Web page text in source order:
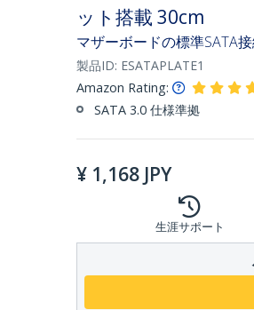
ット搭載 30cm
マザーボードの標準SATA
製品ID: ESATAPLATE1
Amazon Rating:
SATA 3.0 仕様準拠
¥ 1,168 JPY
生涯サポート